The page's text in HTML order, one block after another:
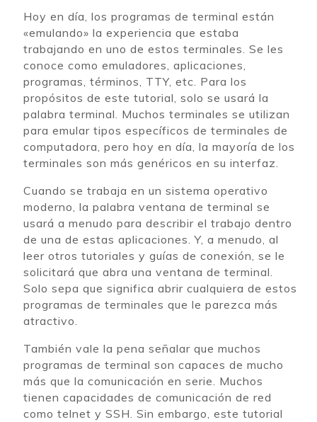
Hoy en día, los programas de terminal están
«emulando» la experiencia que estaba
trabajando en uno de estos terminales. Se les
conoce como emuladores, aplicaciones,
programas, términos, TTY, etc. Para los
propósitos de este tutorial, solo se usará la
palabra terminal. Muchos terminales se utilizan
para emular tipos específicos de terminales de
computadora, pero hoy en día, la mayoría de los
terminales son más genéricos en su interfaz.
Cuando se trabaja en un sistema operativo
moderno, la palabra ventana de terminal se
usará a menudo para describir el trabajo dentro
de una de estas aplicaciones. Y, a menudo, al
leer otros tutoriales y guías de conexión, se le
solicitará que abra una ventana de terminal.
Solo sepa que significa abrir cualquiera de estos
programas de terminales que le parezca más
atractivo.
También vale la pena señalar que muchos
programas de terminal son capaces de mucho
más que la comunicación en serie. Muchos
tienen capacidades de comunicación de red
como telnet y SSH. Sin embargo, este tutorial